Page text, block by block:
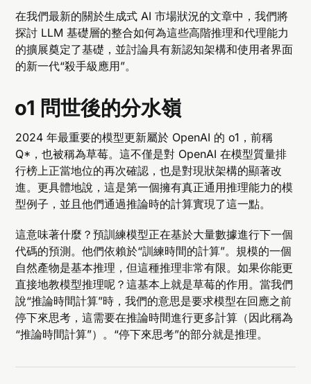
在我們最新的關於生成式 AI 市場狀況的文章中，我們將
探討 LLM 基礎層的整合如何為這些高階推理和代理能力
的擴展奠定了基礎，並討論具有新認知架構和使用者界面
的新一代“殺手級應用”。
o1 問世後的分水嶺
2024 年最重要的模型更新屬於 OpenAI 的 o1，前稱
Q*，也被稱為草莓。這不僅是對 OpenAI 在模型質量排
行榜上正當地位的再次確認，也是對現狀架構的顯著改
進。更具體地說，這是第一個擁有真正通用推理能力的模
型例子，並且他們通過推論時的計算實現了這一點。
這意味著什麼？預訓練模型正在基於大量數據進行下一個
代碼的預測。他們依賴於“訓練時間的計算”。規模的一個
自然產物是基本推理，但這種推理非常有限。如果你能更
直接地教模型推理呢？這基本上就是草莓的作用。當我們
說“推論時間計算”時，我們的意思是要求模型在回應之前
停下來思考，這需要在推論時間進行更多計算（因此稱為
“推論時間計算”）。“停下來思考”的部分就是推理。